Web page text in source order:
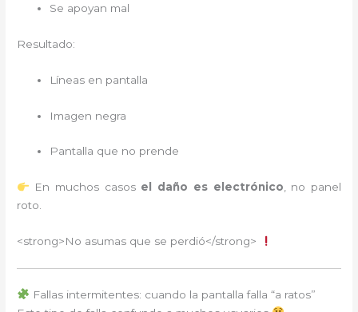
Se apoyan mal
Resultado:
Líneas en pantalla
Imagen negra
Pantalla que no prende
En muchos casos el daño es electrónico, no panel
roto.
<strong>No asumas que se perdió</strong>
Fallas intermitentes: cuando la pantalla falla “a ratos”